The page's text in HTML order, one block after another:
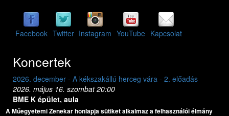
Facebook Twitter Instagram YouTube Kapcsolat
Koncertek
2026. december - A kékszakállú herceg vára - 2. előadás
2026. május 16. szombat 20:00
BME K épület, aula
Bartók Béla: A kékszakállú herceg vára
A Műegyetemi Zenekar honlapja sütiket alkalmaz a felhasználói élmány